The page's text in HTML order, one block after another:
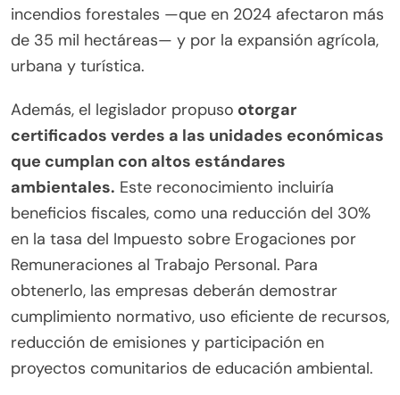
incendios forestales —que en 2024 afectaron más
de 35 mil hectáreas— y por la expansión agrícola,
urbana y turística.
Además, el legislador propuso otorgar
certificados verdes a las unidades económicas
que cumplan con altos estándares
ambientales. Este reconocimiento incluiría
beneficios fiscales, como una reducción del 30%
en la tasa del Impuesto sobre Erogaciones por
Remuneraciones al Trabajo Personal. Para
obtenerlo, las empresas deberán demostrar
cumplimiento normativo, uso eficiente de recursos,
reducción de emisiones y participación en
proyectos comunitarios de educación ambiental.